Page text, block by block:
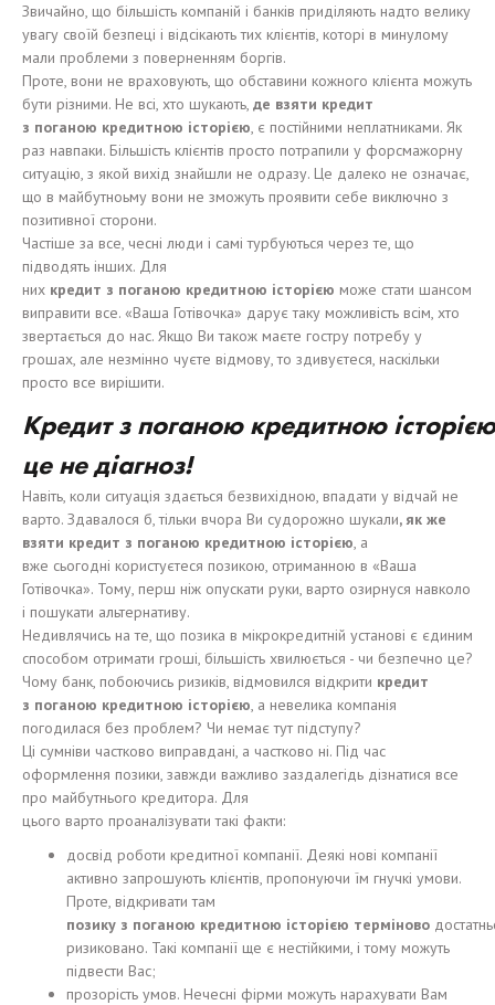
Звичайно, що більшість компаній і банків приділяють надто велику
увагу своїй безпеці і відсікають тих клієнтів, которі в минулому
мали проблеми з поверненням боргів.
Проте, вони не враховують, що обставини кожного клієнта можуть
бути різними. Не всі, хто шукають, де взяти кредит
з поганою кредитною історією, є постійними неплатниками. Як
раз навпаки. Більшість клієнтів просто потрапили у форсмажорну
ситуацію, з якой вихід знайшли не одразу. Це далеко не означає,
що в майбутноьму вони не зможуть проявити себе виключно з
позитивної сторони.
Частіше за все, чесні люди і самі турбуються через те, що
підводять інших. Для
них кредит з поганою кредитною історією може стати шансом
виправити все. «Ваша Готівочка» дарує таку можливість всім, хто
звертається до нас. Якщо Ви також маєте гостру потребу у
грошах, але незмінно чуєте відмову, то здивуєтеся, наскільки
просто все вирішити.
Кредитзпоганоюкредитною історією
цене діагноз!
Навіть, коли ситуація здається безвихідною, впадати у відчай не
варто. Здавалося б, тільки вчора Ви судорожно шукали, як же
взяти кредит з поганою кредитною історією, а
вже сьогодні користуєтеся позикою, отриманною в «Ваша
Готівочка». Тому, перш ніж опускати руки, варто озирнуся навколо
і пошукати альтернативу.
Недивлячись на те, що позика в мікрокредитній установі є єдиним
способом отримати гроші, більшість хвилюється - чи безпечно це?
Чому банк, побоючись ризиків, відмовился відкрити кредит
з поганою кредитною історією, а невелика компанія
погодилася без проблем? Чи немає тут підступу?
Ці сумніви частково виправдані, а частково ні. Під час
оформлення позики, завжди важливо заздалегідь дізнатися все
про майбутнього кредитора. Для
цього варто проаналізувати такі факти:
досвід роботи кредитної компанії. Деякі нові компанії
активно запрошують клієнтів, пропонуючи їм гнучкі умови.
Проте, відкривати там
позику з поганою кредитною історією терміново
ризиковано. Такі компанії ще є нестійкими, і тому можуть
підвести Вас;
прозорість умов. Нечесні фірми можуть нарахувати Вам